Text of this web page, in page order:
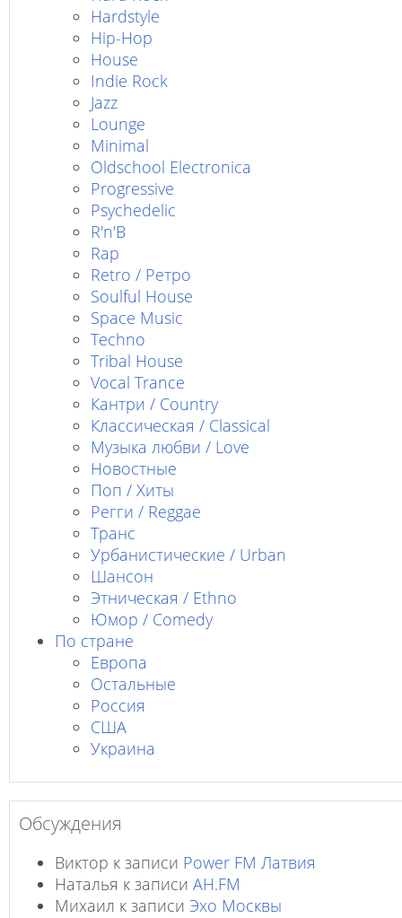
Hardstyle
Hip-Hop
House
Indie Rock
Jazz
Lounge
Minimal
Oldschool Electronica
Progressive
Psychedelic
R'n'B
Rap
Retro / Ретро
Soulful House
Space Music
Techno
Tribal House
Vocal Trance
Кантри / Country
Классическая / Classical
Музыка любви / Love
Новостные
Поп / Хиты
Регги / Reggae
Транс
Урбанистические / Urban
Шансон
Этническая / Ethno
Юмор / Comedy
По стране
Европа
Остальные
Россия
США
Украина
Обсуждения
Виктор к записи Power FM Латвия
Наталья к записи AH.FM
Михаил к записи Эхо Москвы